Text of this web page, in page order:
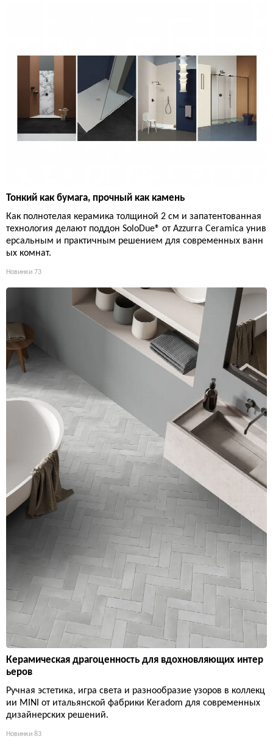
Тонкий как бумага, прочный как камень
Как полнотелая керамика толщиной 2 см и запатентованная
технология делают поддон SoloDue® от Azzurra Ceramica унив
ерсальным и практичным решением для современных ванн
ых комнат.
Новинки 73
Керамическая драгоценность для вдохновляющих интер
ьеров
Ручная эстетика, игра света и разнообразие узоров в коллекц
ии MINI от итальянской фабрики Keradom для современных
дизайнерских решений.
Новинки 83